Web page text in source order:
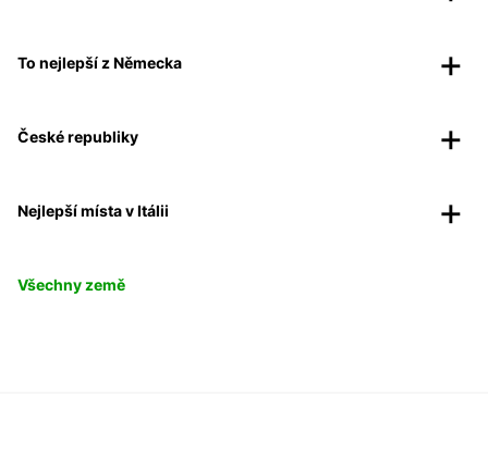
To nejlepší z Německa
České republiky
Nejlepší místa v Itálii
Všechny země